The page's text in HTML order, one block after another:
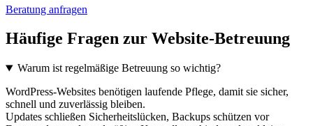
Beratung anfragen
Häufige Fragen zur Website-Betreuung
Warum ist regelmäßige Betreuung so wichtig?
WordPress-Websites benötigen laufende Pflege, damit sie sicher,
schnell und zuverlässig bleiben.
Updates schließen Sicherheitslücken, Backups schützen vor